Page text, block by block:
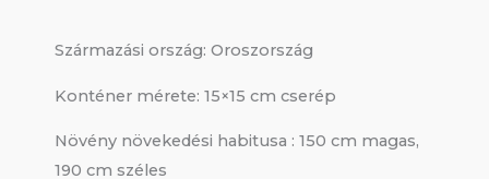
Származási ország: Oroszország
Konténer mérete: 15×15 cm cserép
Növény növekedési habitusa : 150 cm magas,
190 cm széles